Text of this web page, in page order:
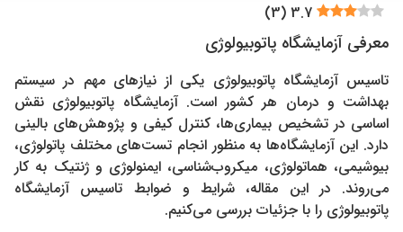
3.7
(
3
)
معرفی آزمایشگاه پاتوبیولوژی
تاسیس آزمایشگاه پاتوبیولوژی یکی از نیازهای مهم در سیستم
بهداشت و درمان هر کشور است. آزمایشگاه پاتوبیولوژی نقش
اساسی در تشخیص بیماری‌ها، کنترل کیفی و پژوهش‌های بالینی
دارد. این آزمایشگاه‌ها به منظور انجام تست‌های مختلف پاتولوژی،
بیوشیمی، هماتولوژی، میکروب‌شناسی، ایمنولوژی و ژنتیک به کار
می‌روند. در این مقاله، شرایط و ضوابط تاسیس آزمایشگاه
پاتوبیولوژی را با جزئیات بررسی می‌کنیم.